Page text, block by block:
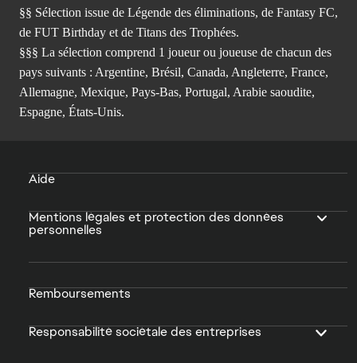
§§ Sélection issue de Légende des éliminations, de Fantasy FC,
de FUT Birthday et de Titans des Trophées.
§§§ La sélection comprend 1 joueur ou joueuse de chacun des
pays suivants : Argentine, Brésil, Canada, Angleterre, France,
Allemagne, Mexique, Pays-Bas, Portugal, Arabie saoudite,
Espagne, États-Unis.
Aide
Mentions légales et protection des données
personnelles
Remboursements
Responsabilité sociétale des entreprises